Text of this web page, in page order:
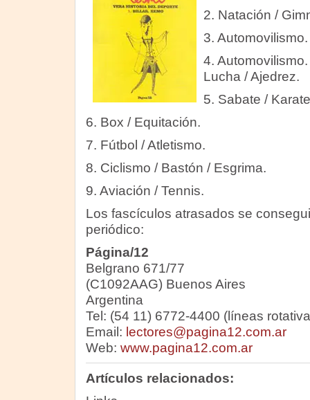
2. Natación /
3.
4.
Lucha / Ajedrez.
5. Sabate /
6. Box / Equitación.
7. Fútbol / Atletismo.
8. Ciclismo / Bastón / Esgrima.
9. Aviación / Tennis.
Los fascículos atrasados se
periódico:
Página/12
Belgrano 671/77
(C1092AAG) Buenos Aires
Argentina
Tel: (54 11) 6772-4400 (líneas
Email: lectores@pagina12.com.ar
Web: www.pagina12.com.ar
Artículos relacionados: